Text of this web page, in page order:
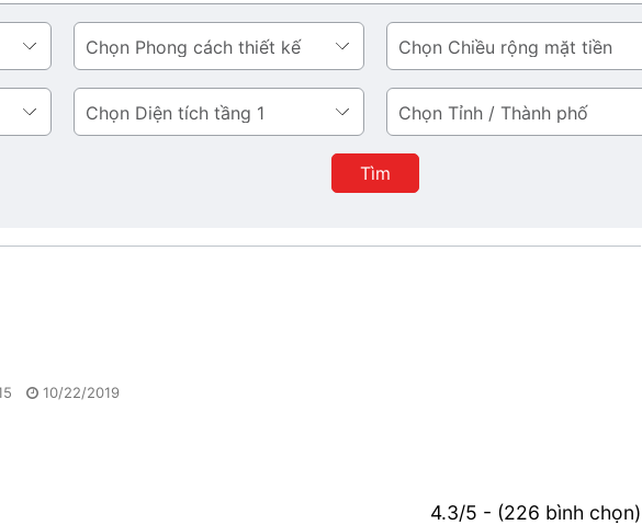
Phong
cách
thiết
kế
Chiều
rộng
mặt
tiền
Diện
tích
Tỉnh
/
Thành
phố
Tìm
10/22/2019
4.3/5 - (226 bình chọn)